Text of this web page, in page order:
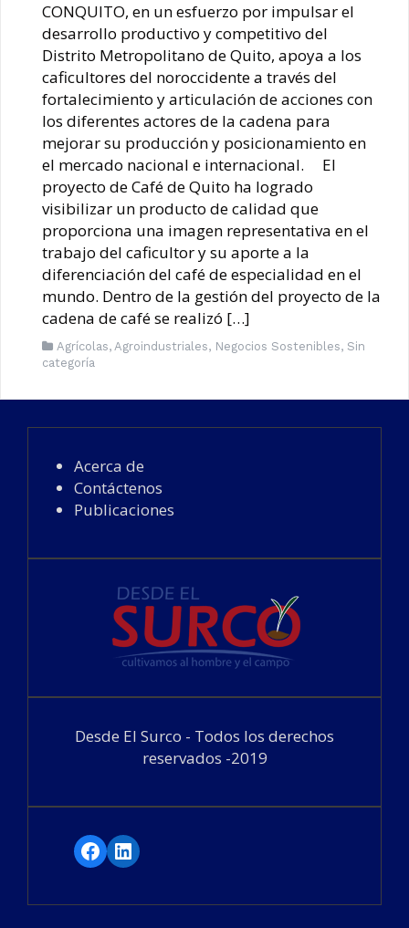
CONQUITO, en un esfuerzo por impulsar el
desarrollo productivo y competitivo del
Distrito Metropolitano de Quito, apoya a los
caficultores del noroccidente a través del
fortalecimiento y articulación de acciones con
los diferentes actores de la cadena para
mejorar su producción y posicionamiento en
el mercado nacional e internacional. El
proyecto de Café de Quito ha logrado
visibilizar un producto de calidad que
proporciona una imagen representativa en el
trabajo del caficultor y su aporte a la
diferenciación del café de especialidad en el
mundo. Dentro de la gestión del proyecto de la
cadena de café se realizó […]
Agrícolas, Agroindustriales, Negocios Sostenibles, Sin
categoría
Acerca de
Contáctenos
Publicaciones
Desde El Surco - Todos los derechos
reservados -2019
Facebook
LinkedIn